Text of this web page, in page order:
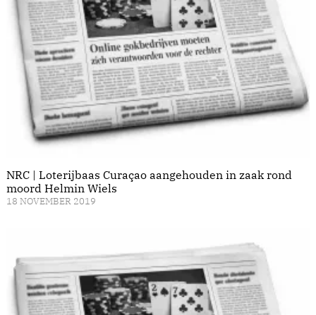
NRC | Loterijbaas Curaçao aangehouden in zaak rond
moord Helmin Wiels
18 NOVEMBER 2019